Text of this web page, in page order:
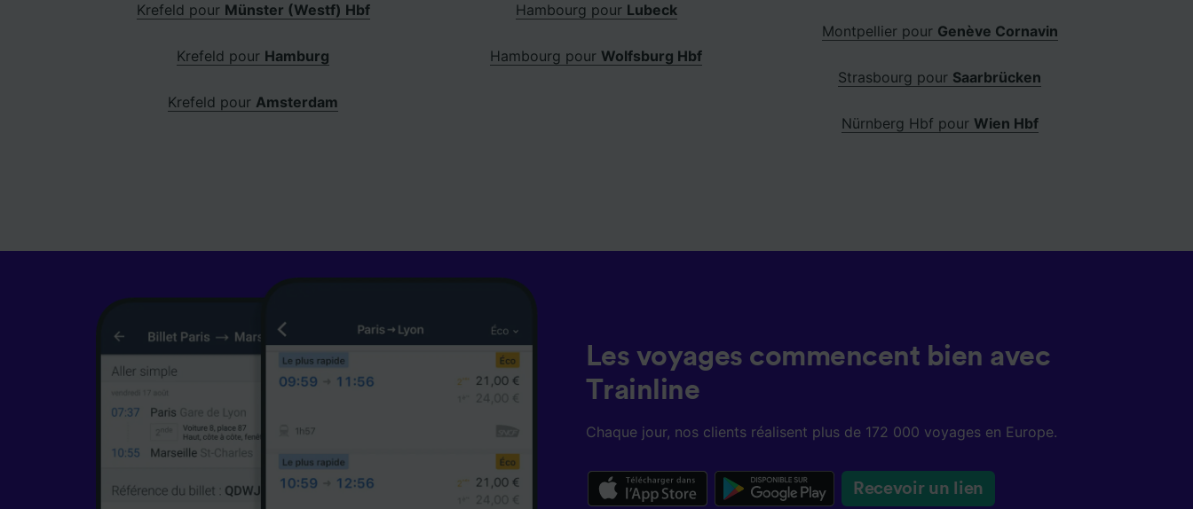
Krefeld pour Münster (Westf) Hbf
Krefeld pour Hamburg
Krefeld pourAmsterdam
Hambourg pour Lubeck
Hambourg pour Wolfsburg Hbf
Montpellier pour Genève Cornavin
Strasbourg pour Saarbrücken
Nürnberg Hbf pour Wien Hbf
Les voyages commencent bien avec
Trainline
Chaque jour, nos clients réalisent plus de 172 000 voyages en Europe.
Recevoir un lien